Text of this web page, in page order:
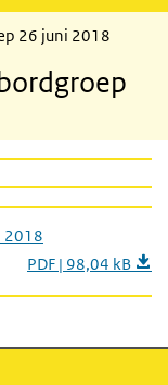
26 juni 2018
2018
PDF | 98,04 kB